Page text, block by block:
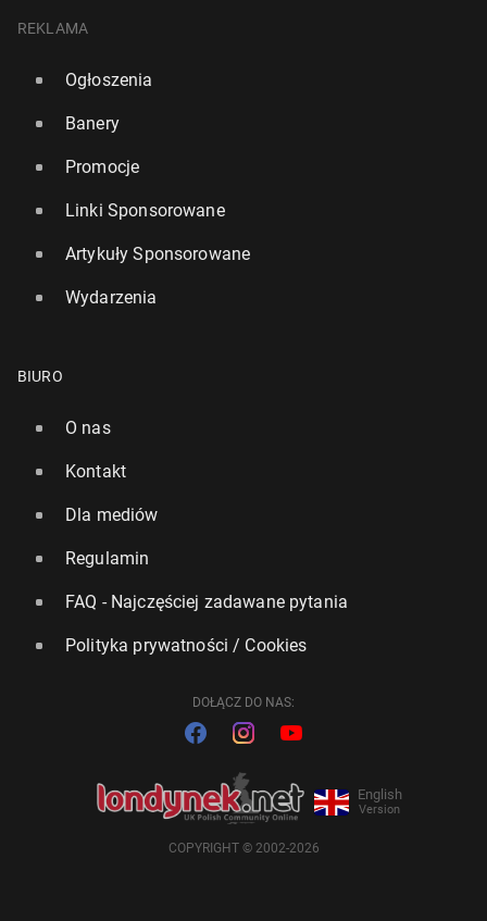
REKLAMA
Ogłoszenia
Banery
Promocje
Linki Sponsorowane
Artykuły Sponsorowane
Wydarzenia
BIURO
O nas
Kontakt
Dla mediów
Regulamin
FAQ - Najczęściej zadawane pytania
Polityka prywatności / Cookies
DOŁĄCZ DO NAS:
English
Version
COPYRIGHT © 2002-2026